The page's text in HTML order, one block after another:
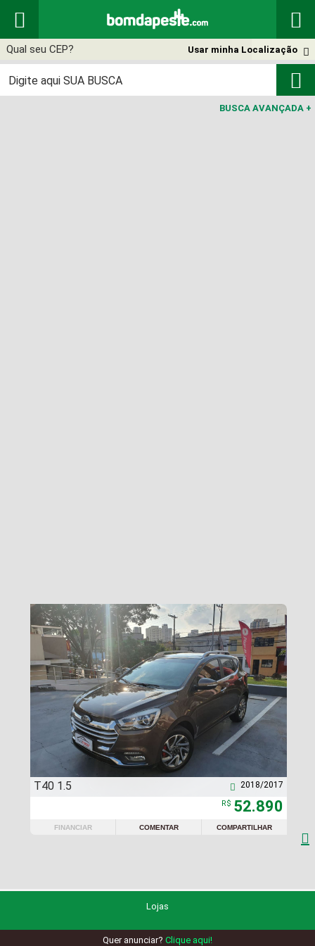
 

Usar minha Localização

BUSCA AVANÇADA +
T40 1.5 2018/2017

R$ 52.890
FINANCIAR COMENTAR COMPARTILHAR

Lojas
Quer anunciar? Clique aqui!